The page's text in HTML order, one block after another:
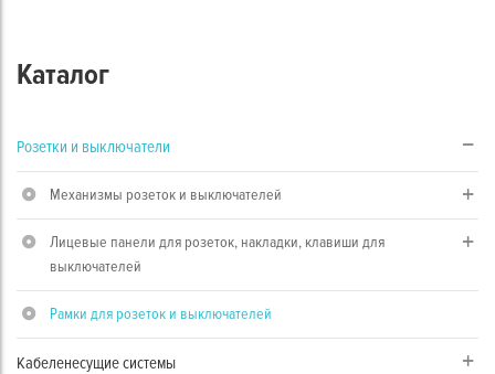
Каталог
Розетки и выключатели
Механизмы розеток и выключателей
Лицевые панели для розеток, накладки, клавиши для
выключателей
Рамки для розеток и выключателей
Кабеленесущие системы